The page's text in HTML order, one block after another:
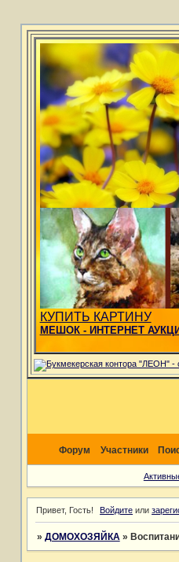
КУПИТЬ КАРТИНУ
МЕШОК - ИНТЕРНЕТ
Форум Участники
Привет, Гость! Войдите или
» ДОМОХОЗЯЙКА »